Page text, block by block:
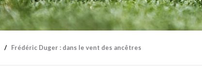
Frédéric Duger : dans le vent des ancêtres